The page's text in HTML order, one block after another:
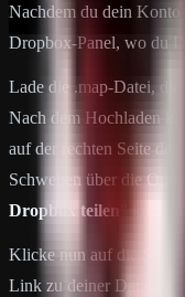
Nachdem du dein Konto
Dropbox-Panel, wo du
Lade die .map-Datei,
Nach dem Hochladen
auf der rechten Seite der
Schweben über die
Dropbox teilen
Klicke nun auf die
Link zu deiner Datei zu